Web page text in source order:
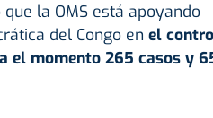
la OMS está apoyando
del Congo en el
el momento 265 casos y